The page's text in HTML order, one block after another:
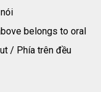
belongs to oral
/ Phía trên đều